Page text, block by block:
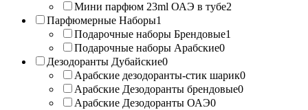
Мини парфюм 23ml ОАЭ в тубе2
Парфюмерные Наборы1
Подарочные наборы Брендовые1
Подарочные наборы Арабские0
Дезодоранты Дубайские0
Арабские дезодоранты-стик шарик0
Арабские Дезодоранты брендовые0
Арабские Дезодоранты ОАЭ0